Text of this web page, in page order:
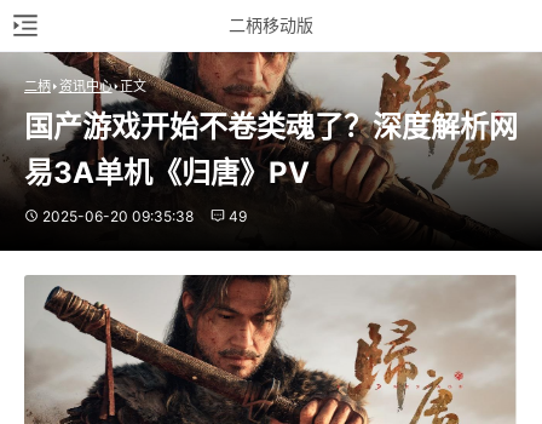
二柄移动版
二柄 资讯中心 正文
国产游戏开始不卷类魂了？深度解析网
易3A单机《归唐》PV
2025-06-20 09:35:38 49